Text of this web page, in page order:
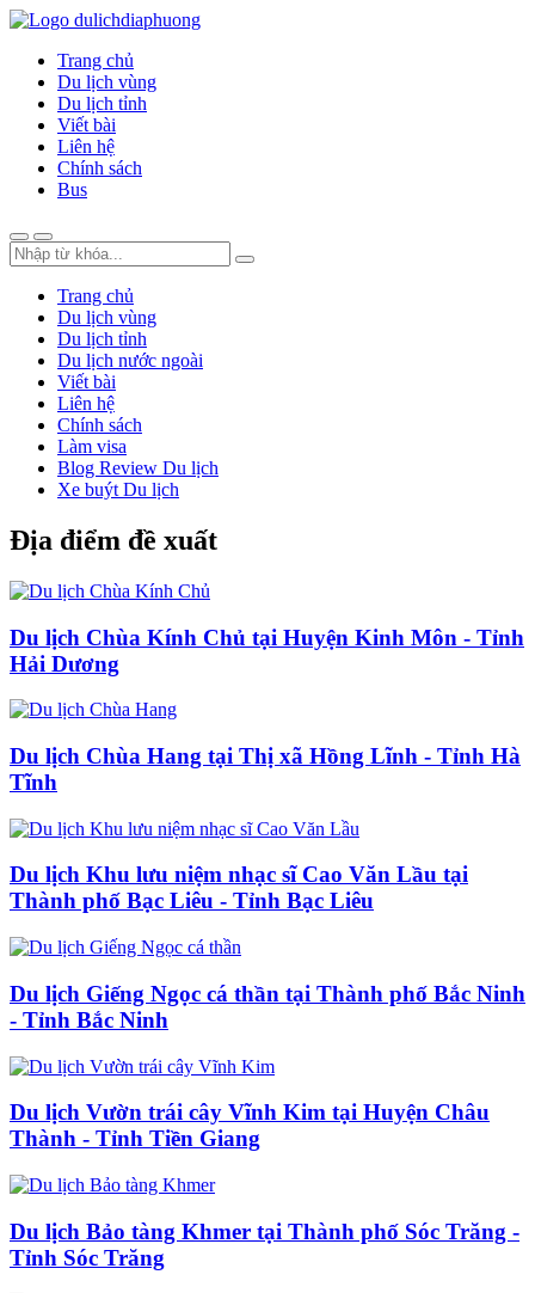
Trang chủ
Du lịch vùng
Du lịch tỉnh
Viết bài
Liên hệ
Chính sách
Bus
Trang chủ
Du lịch vùng
Du lịch tỉnh
Du lịch nước ngoài
Viết bài
Liên hệ
Chính sách
Làm visa
Blog Review Du lịch
Xe buýt Du lịch
Địa điểm đề xuất
Du lịch Chùa Kính Chủ tại Huyện Kinh Môn - Tỉnh
Hải Dương
Du lịch Chùa Hang tại Thị xã Hồng Lĩnh - Tỉnh Hà
Tĩnh
Du lịch Khu lưu niệm nhạc sĩ Cao Văn Lầu tại
Thành phố Bạc Liêu - Tỉnh Bạc Liêu
Du lịch Giếng Ngọc cá thần tại Thành phố Bắc Ninh
- Tỉnh Bắc Ninh
Du lịch Vườn trái cây Vĩnh Kim tại Huyện Châu
Thành - Tỉnh Tiền Giang
Du lịch Bảo tàng Khmer tại Thành phố Sóc Trăng -
Tỉnh Sóc Trăng